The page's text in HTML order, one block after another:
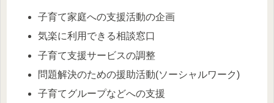
子育て家庭への支援活動の企画
気楽に利用できる相談窓口
子育て支援サービスの調整
問題解決のための援助活動(ソーシャルワーク)
子育てグループなどへの支援